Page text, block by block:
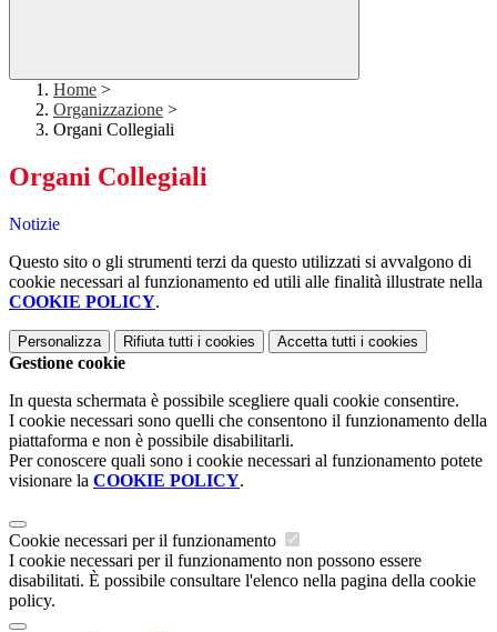
Home >
Organizzazione >
Organi Collegiali
Organi Collegiali
Notizie
Questo sito o gli strumenti terzi da questo utilizzati si avvalgono di
cookie necessari al funzionamento ed utili alle finalità illustrate nella
COOKIE POLICY.
Personalizza Rifiuta tutti i cookies Accetta tutti i cookies
Gestione cookie
In questa schermata è possibile scegliere quali cookie consentire.
I cookie necessari sono quelli che consentono il funzionamento della
piattaforma e non è possibile disabilitarli.
Per conoscere quali sono i cookie necessari al funzionamento potete
visionare la COOKIE POLICY.
Cookie necessari per il funzionamento
I cookie necessari per il funzionamento non possono essere
disabilitati. È possibile consultare l'elenco nella pagina della cookie
policy.